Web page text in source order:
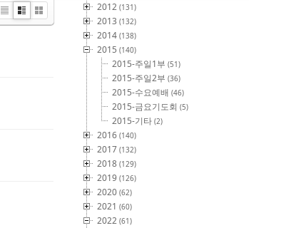
ListZineGallery
2012 (131)
2013 (132)
2014 (138)
2015 (140)
2015-주일1부 (51)
2015-주일2부 (36)
2015-수요예배 (46)
2015-금요기도회 (5)
2015-기타 (2)
2016 (140)
2017 (132)
2018 (129)
2019 (126)
2020 (62)
2021 (60)
2022 (61)